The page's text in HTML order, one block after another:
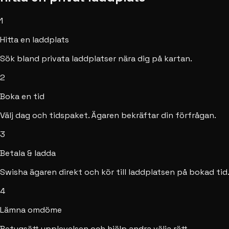
1
Hitta en laddplats
Sök bland privata laddplatser nära dig på kartan.
2
Boka en tid
Välj dag och tidspaket. Ägaren bekräftar din förfrågan.
3
Betala & ladda
Swisha ägaren direkt och kör till laddplatsen på bokad tid.
4
Lämna omdöme